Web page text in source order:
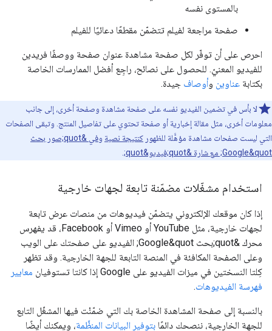
بالمستوى نفسه
صفحة مراجعة لفيلم تتضمّن مقطعًا دعائيًا للفيلم
احرص على أن توفّر لكل صفحة مشاهدة عنوان صفحة ووصفًا فريدين
للفيديو المعنيّ. للحصول على نصائح، راجِع أفضل الممارسات الخاصة
بكتابة عناوين وأوصاف جيدة.
لا بأس في تضمين الفيديو نفسه على صفحة مشاهدة وصفحة أخرى، إلى جانب
معلومات أخرى، مثل مقالة إخبارية أو صفحة تحتوي على تفاصيل المنتج. وتبقى الصفحات
التي ليست صفحات مشاهدة مؤهَّلة للظهور كنتيجة نصية و
في &quot;صور بحث
Google&quot; مع شارة &quot;فيديو&quot;
استخدام مشغّلات مضمّنة تابعة لجهات خارجية
إذا كان موقعك الإلكتروني يتضمّن فيديوهات من منصات عرض تابعة
لجهات خارجية، مثل YouTube أو Vimeo أو Facebook، قد يفهرس
محرك &quot;بحث Google&quot; الفيديو على صفحتك على الويب
وعلى الصفحة المكافئة في المنصة التابعة للجهة الخارجية. وقد تظهر
كِلتا النسختين في ميزات الفيديو على Google إذا كانتا تستوفيان
معايير
فهرسة الفيديوهات.
بالنسبة إلى صفحة المشاهدة الخاصة بك التي ضمّنْت فيها المشغّل التابع
للجهة الخارجية، ننصحك دائمًا بتوفير البيانات المنظَّمة، ويمكنك أيضًا